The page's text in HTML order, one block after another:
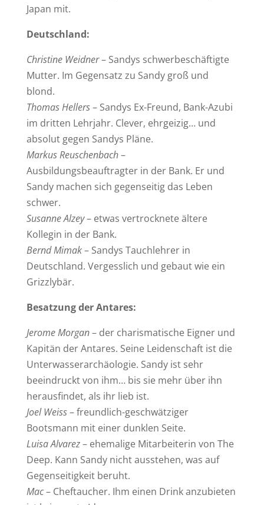
Japan mit.
Deutschland:
Christine Weidner– Sandys schwerbeschäftigte
Mutter. Im Gegensatz zu Sandy groß und
blond.
Thomas Hellers– Sandys Ex-Freund, Bank-Azubi
im dritten Lehrjahr. Clever, ehrgeizig… und
absolut gegen Sandys Pläne.
Markus Reuschenbach–
Ausbildungsbeauftragter in der Bank. Er und
Sandy machen sich gegenseitig das Leben
schwer.
Susanne Alzey– etwas vertrocknete ältere
Kollegin in der Bank.
Bernd Mimak– Sandys Tauchlehrer in
Deutschland. Vergesslich und gebaut wie ein
Grizzlybär.
Besatzung der Antares:
Jerome Morgan– der charismatische Eigner und
Kapitän der Antares. Seine Leidenschaft ist die
Unterwasserarchäologie. Sandy ist sehr
beeindruckt von ihm… bis sie mehr über ihn
herausfindet, als ihr lieb ist.
Joel Weiss– freundlich-geschwätziger
Bootsmann mit einer dunklen Seite.
Luisa Alvarez– ehemalige Mitarbeiterin von The
Deep. Kann Sandy nicht ausstehen, was auf
Gegenseitigkeit beruht.
Mac– Cheftaucher. Ihm einen Drink anzubieten